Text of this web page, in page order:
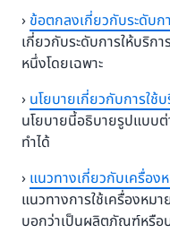
› ข้อตกลงเกี่ยวกับระดับก
เกี่ยวกับระดับการให้บริก
หนึ่งโดยเฉพาะ
› นโยบายเกี่ยวกับการใช้
นโยบายนี้อธิบายรูปแบบต่
ทำได้
› แนวทางเกี่ยวกับเครื่อง
แนวทางการใช้เครื่องหม
บอกว่าเป็นผลิตภัณฑ์หรือบ